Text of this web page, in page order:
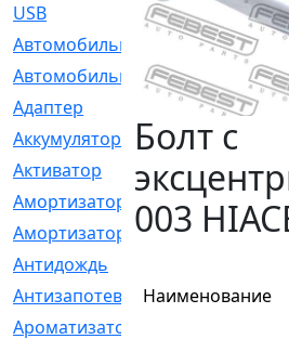
USB
[6]
Автомобильное
[6]
Автомобильный
[6]
Адаптер
[3]
Аккумулятор
[2]
Активатор
[1]
Амортизатор
[608]
Амортизаторы
[21]
Антидождь
Антизапотеватель
[1]
Ароматизатор
Болт с
003
Наименование